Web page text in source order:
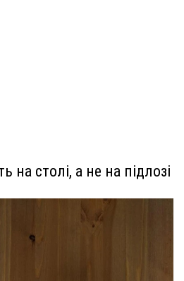
на столі, а не на підлозі